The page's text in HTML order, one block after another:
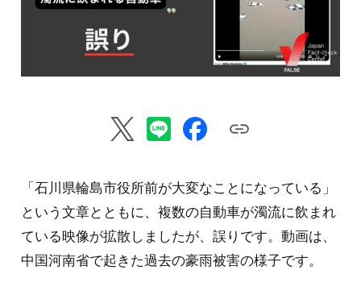
「石川県輪島市役所前が大変なことになっている」
という文章とともに、複数の自動車が濁流に飲まれ
ている映像が拡散しましたが、誤りです。動画は、
中国河南省で起きた過去の豪雨被害の様子です。